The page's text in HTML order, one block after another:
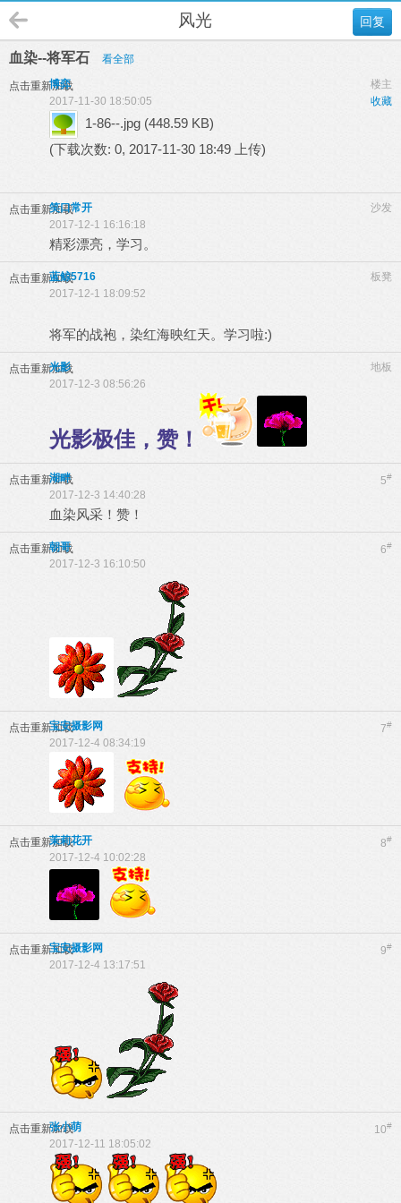
回复
风光
血染--将军石 看全部
点击重新加载 楼主
博弈
收藏
2017-11-30 18:50:05
1-86--.jpg (448.59 KB)
(下载次数: 0, 2017-11-30 18:49 上传)
点击重新加载 沙发
笑口常开
2017-12-1 16:16:18
精彩漂亮，学习。
点击重新加载 板凳
蓝鲸5716
2017-12-1 18:09:52
将军的战袍，染红海映红天。学习啦:)
点击重新加载 地板
光影
2017-12-3 08:56:26
光影极佳，赞！
点击重新加载 5#
湖畔
2017-12-3 14:40:28
血染风采！赞！
点击重新加载 6#
朝哥
2017-12-3 16:10:50
点击重新加载 7#
宝安摄影网
2017-12-4 08:34:19
点击重新加载 8#
茉莉花开
2017-12-4 10:02:28
点击重新加载 9#
宝安摄影网
2017-12-4 13:17:51
点击重新加载 10#
张小萌
2017-12-11 18:05:02